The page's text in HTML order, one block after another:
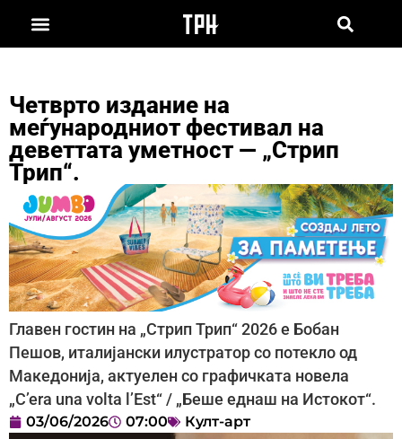
Четврто издание на
меѓународниот фестивал на
деветтата уметност — „Стрип
Трип“.
Главен гостин на „Стрип Трип“ 2026 е Бобан
Пешов, италијански илустратор со потекло од
Македонија, актуелен со графичката новела
„C’era una volta l’Est“ / „Беше еднаш на Истокот“.
03/06/2026 07:00 Култ-арт